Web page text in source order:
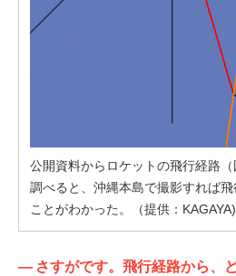
公開資料からロケットの飛行経路
調べると、沖縄本島で撮影すれば
ことがわかった。（提供：KAGAYA)
— さすがです。飛行経路から、